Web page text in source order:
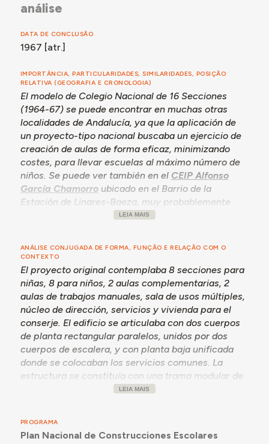
análise
DATA DE CONCLUSÃO
1967 [atr.]
IMPORTÂNCIA, PARTICULARIDADES, SIMILARIDADES, POSIÇÃO
RELATIVA (GEOGRAFIA E CRONOLOGIA)
El modelo de Colegio Nacional de 16 Secciones
(1964-67) se puede encontrar en muchas otras
localidades de Andalucía, ya que la aplicación de
un proyecto-tipo nacional buscaba un ejercicio de
creación de aulas de forma eficaz, minimizando
costes, para llevar escuelas al máximo número de
niños. Se puede ver también en el CEIP Alfonso
García Chamorroubicado en el Barrio de la
Estación de Linares-Baeza, muy probablemente
contemporáneo del centro de la Zarzuela.
LEIA MAIS
ANÁLISE CONJUGADA DE FORMA, FUNÇÃO E RELAÇÃO COM O
CONTEXTO
El proyecto original contemplaba 8 secciones para
niñas, 8 para niños, 2 aulas complementarias, 2
aulas de trabajos manuales, sala de usos múltiples,
núcleo de dirección, servicios y vivienda para el
conserje. El edificio se articulaba con dos cuerpos
de planta rectangular paralelos, unidos por dos
cuerpos de escalera, y con planta baja unificada
donde se colocaban los servicios comunes. La
estructura se constituía con una trama modular de
3 x 3 metros, lo que permite una mayor tipificación
respectivo cuerpo de escalera y tan solo se
LEIA MAIS
PROGRAMA
Plan Nacional de Construcciones Escolares